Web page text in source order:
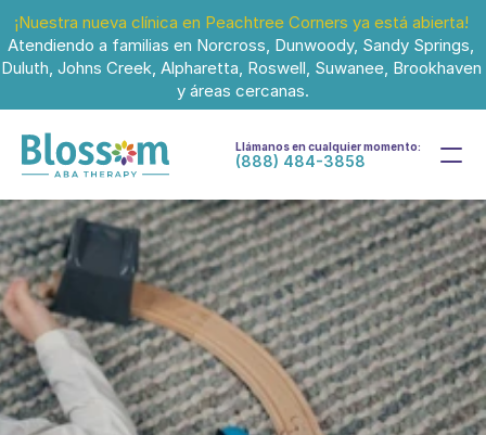
¡Nuestra nueva clínica en Peachtree Corners ya está abierta!
Atendiendo a familias en Norcross, Dunwoody, Sandy Springs,
Duluth, Johns Creek, Alpharetta, Roswell, Suwanee, Brookhaven
y áreas cercanas.
Llámanos en cualquier momento:
(888) 484-3858